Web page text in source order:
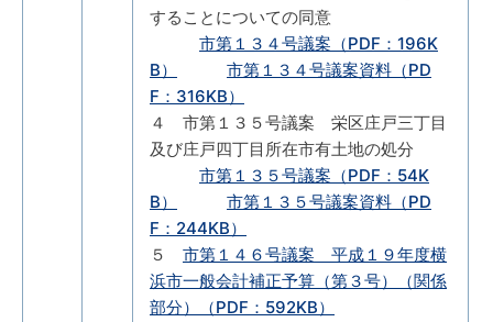
することについての同意
市第１３４号議案（PDF：196K
B）
市第１３４号議案資料（PD
F：316KB）
４ 市第１３５号議案 栄区庄戸三丁目
及び庄戸四丁目所在市有土地の処分
市第１３５号議案（PDF：54K
B）
市第１３５号議案資料（PD
F：244KB）
５ 市第１４６号議案 平成１９年度横
浜市一般会計補正予算（第３号）（関係
部分）（PDF：592KB）